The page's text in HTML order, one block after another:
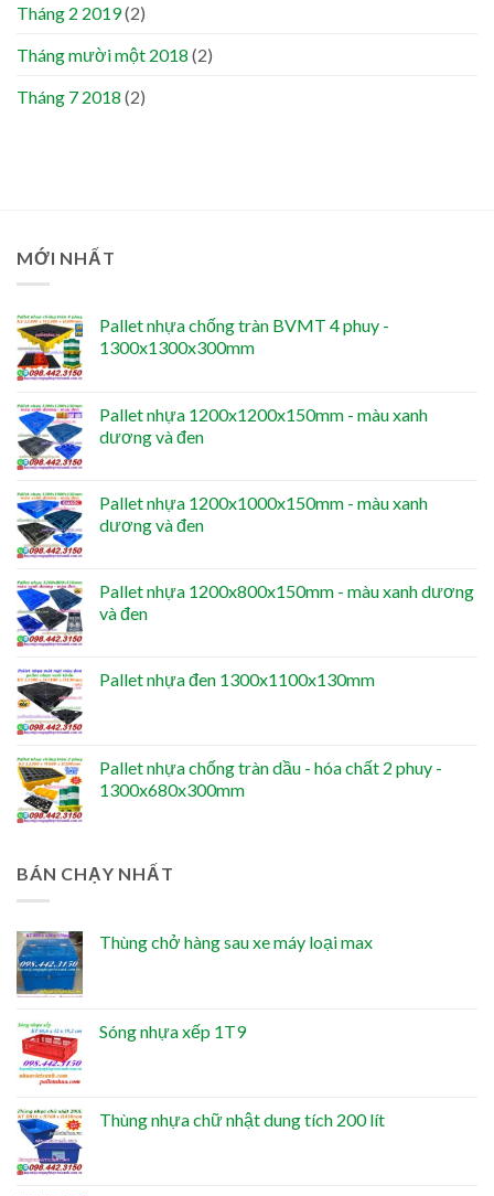
Tháng 2 2019(2)
Tháng mười một 2018 (2)
Tháng 7 2018 (2)
MỚI NHẤT
Pallet nhựa chống tràn BVMT 4 phuy -
1300x1300x300mm
Pallet nhựa 1200x1200x150mm - màu xanh
dương và đen
Pallet nhựa 1200x1000x150mm - màu xanh
dương và đen
Pallet nhựa 1200x800x150mm - màu xanh dương
và đen
Pallet nhựa đen 1300x1100x130mm
Pallet nhựa chống tràn dầu - hóa chất 2 phuy -
1300x680x300mm
BÁN CHẠY NHẤT
Thùng chở hàng sau xe máy loại max
Sóng nhựa xếp 1T9
Thùng nhựa chữ nhật dung tích 200 lít